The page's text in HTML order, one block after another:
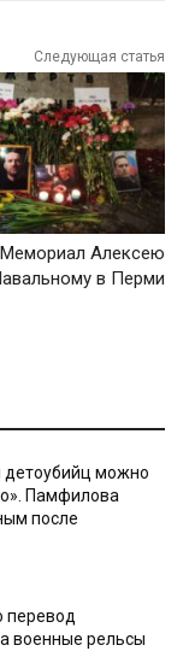
Следующая статья
Мемориал Алексею
в Перми
детоубийц можно
Памфилова
после
перевод
военные рельсы